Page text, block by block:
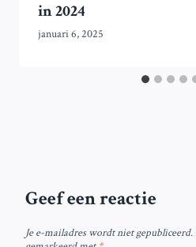
in 2024
januari 6, 2025
Geef een reactie
Je e-mailadres wordt niet gepubliceerd.